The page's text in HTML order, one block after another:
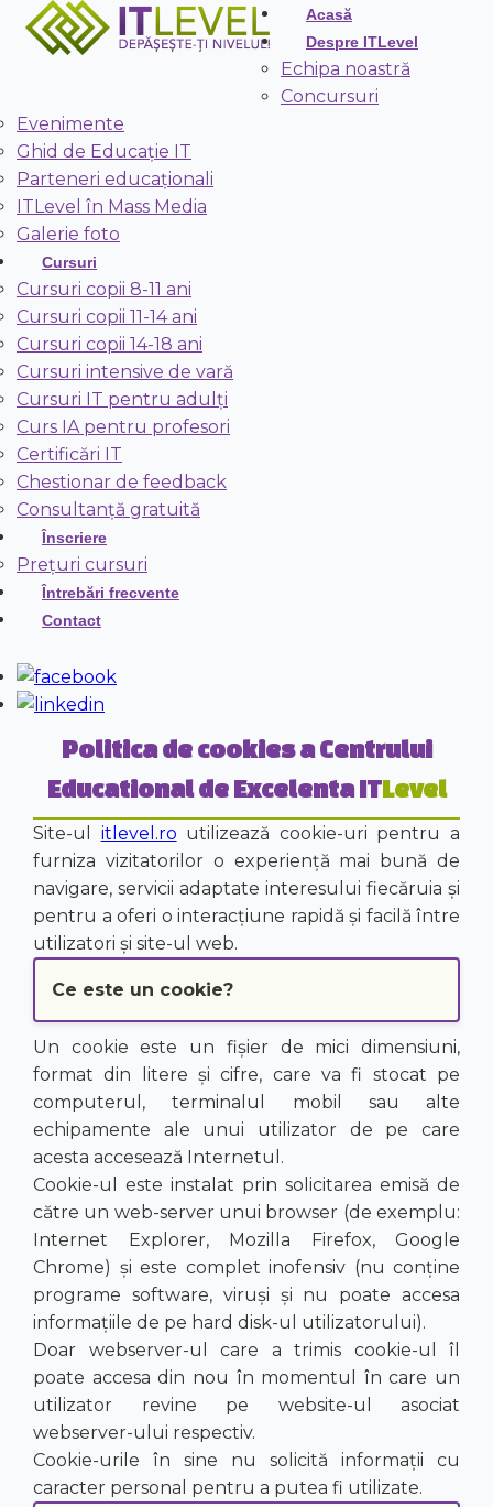
Acasă
Despre ITLevel
Echipa noastră
Concursuri
Evenimente
Ghid de Educație IT
Parteneri educaționali
ITLevel în Mass Media
Galerie foto
Cursuri
Cursuri copii 8-11 ani
Cursuri copii 11-14 ani
Cursuri copii 14-18 ani
Cursuri intensive de vară
Cursuri IT pentru adulți
Curs IA pentru profesori
Certificări IT
Chestionar de feedback
Consultanță gratuită
Înscriere
Prețuri cursuri
Întrebări frecvente
Contact
Politica de cookies a Centrului
Educational de ExcelentaITLevel
Site-ul itlevel.ro utilizează cookie-uri pentru a
furniza vizitatorilor o experiență mai bună de
navigare, servicii adaptate interesului fiecăruia și
pentru a oferi o interacțiune rapidă și facilă între
utilizatori și site-ul web.
Ce este un cookie?
Un cookie este un fișier de mici dimensiuni,
format din litere și cifre, care va fi stocat pe
computerul, terminalul mobil sau alte
echipamente ale unui utilizator de pe care
acesta accesează Internetul.
Cookie-ul este instalat prin solicitarea emisă de
către un web-server unui browser (de exemplu:
Internet Explorer, Mozilla Firefox, Google
Chrome) și este complet inofensiv (nu conține
programe software, viruși și nu poate accesa
informațiile de pe hard disk-ul utilizatorului).
Doar webserver-ul care a trimis cookie-ul îl
poate accesa din nou în momentul în care un
utilizator revine pe website-ul asociat
webserver-ului respectiv.
Cookie-urile în sine nu solicită informații cu
caracter personal pentru a putea fi utilizate.